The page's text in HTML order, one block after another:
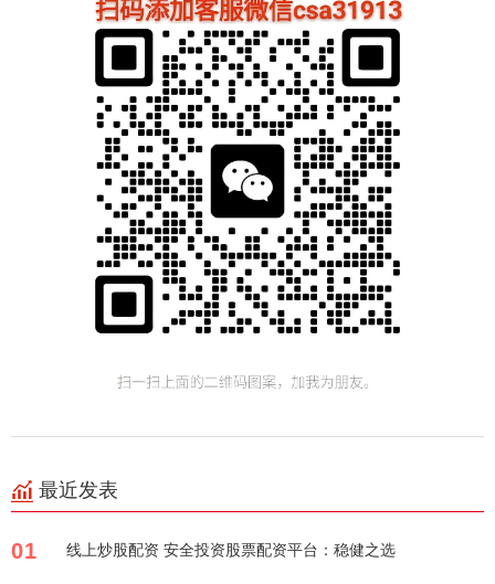
最近发表
01 线上炒股配资 安全投资股票配资平台：稳健之选